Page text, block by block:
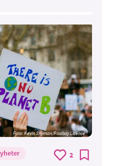
Foto:Kevin Snyman/Pixabay Licence
2